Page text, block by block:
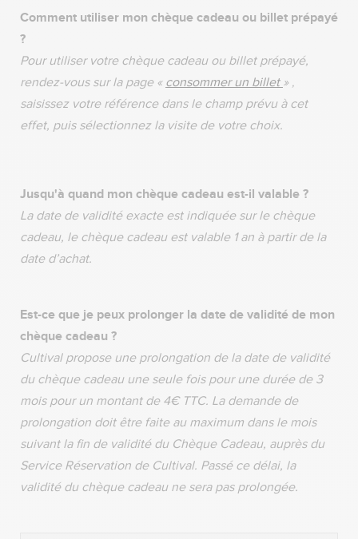
Comment utiliser mon chèque cadeau ou billet prépayé
?
Pour utiliser votre chèque cadeau ou billet prépayé,
rendez-vous sur la page « consommer un billet » ,
saisissez votre référence dans le champ prévu à cet
effet, puis sélectionnez la visite de votre choix.
Jusqu'à quand mon chèque cadeau est-il valable ?
La date de validité exacte est indiquée sur le chèque
cadeau, le chèque cadeau est valable 1 an à partir de la
date d’achat.
Est-ce que je peux prolonger la date de validité de mon
chèque cadeau ?
Cultival propose une prolongation de la date de validité
du chèque cadeau une seule fois pour une durée de 3
mois pour un montant de 4€ TTC. La demande de
prolongation doit être faite au maximum dans le mois
suivant la fin de validité du Chèque Cadeau, auprès du
Service Réservation de Cultival. Passé ce délai, la
validité du chèque cadeau ne sera pas prolongée.